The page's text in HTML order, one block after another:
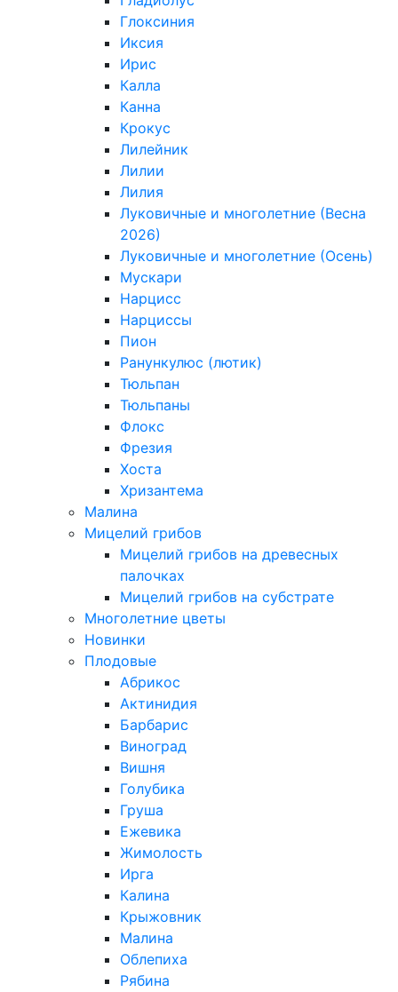
Глоксиния
Иксия
Ирис
Калла
Канна
Крокус
Лилейник
Лилии
Лилия
Луковичные и многолетние (Весна
2026)
Луковичные и многолетние (Осень)
Мускари
Нарцисс
Нарциссы
Пион
Ранункулюс (лютик)
Тюльпан
Тюльпаны
Флокс
Фрезия
Хоста
Хризантема
Малина
Мицелий грибов
Мицелий грибов на древесных
палочках
Мицелий грибов на субстрате
Многолетние цветы
Новинки
Плодовые
Абрикос
Актинидия
Барбарис
Виноград
Вишня
Голубика
Груша
Ежевика
Жимолость
Ирга
Калина
Крыжовник
Малина
Облепиха
Рябина